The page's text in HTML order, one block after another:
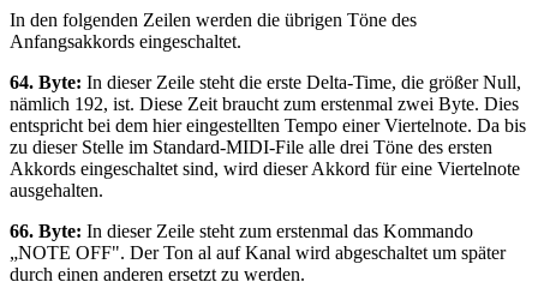
In den folgenden Zeilen werden die übrigen Töne des
Anfangsakkords eingeschaltet.
64. Byte: In dieser Zeile steht die erste Delta-Time, die größer Null,
nämlich 192, ist. Diese Zeit braucht zum erstenmal zwei Byte. Dies
entspricht bei dem hier eingestellten Tempo einer Viertelnote. Da bis
zu dieser Stelle im Standard-MIDI-File alle drei Töne des ersten
Akkords eingeschaltet sind, wird dieser Akkord für eine Viertelnote
ausgehalten.
66. Byte: In dieser Zeile steht zum erstenmal das Kommando
„NOTE OFF". Der Ton al auf Kanal wird abgeschaltet um später
durch einen anderen ersetzt zu werden.